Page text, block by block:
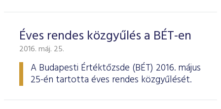
Éves rendes közgyűlés a BÉT-en
2016. máj. 25.
A Budapesti Értéktőzsde (BÉT) 2016. május
25-én tartotta éves rendes köz­gyűlését.